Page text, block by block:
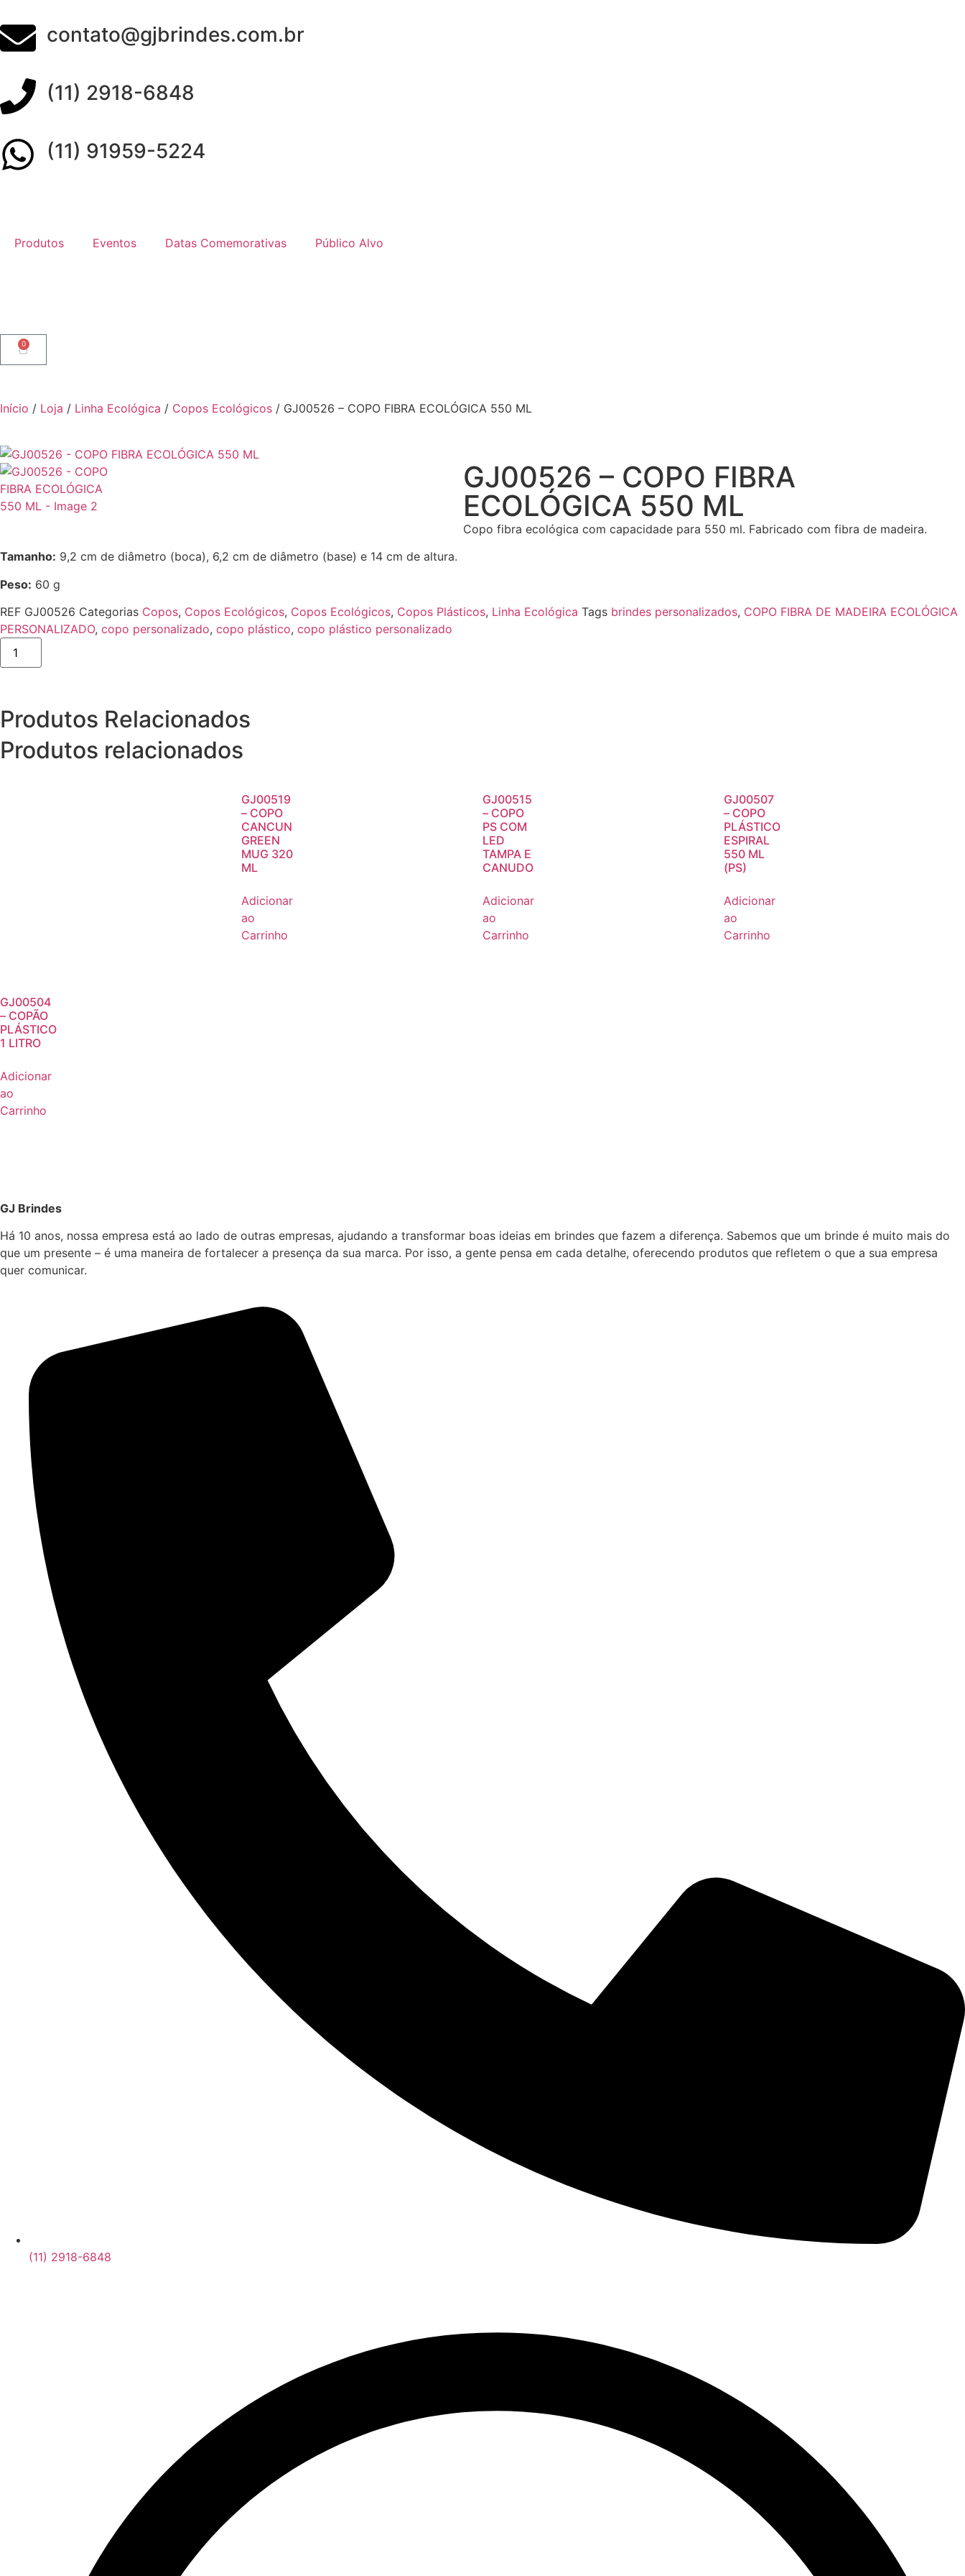
contato@gjbrindes.com.br
(11) 2918-6848
(11) 91959-5224
Produtos Eventos Datas Comemorativas Público Alvo
0
Início / Loja / Linha Ecológica / Copos Ecológicos / GJ00526 – COPO FIBRA ECOLÓGICA 550 ML
GJ00526 – COPO FIBRA
ECOLÓGICA 550 ML
Copo fibra ecológica com capacidade para 550 ml. Fabricado com fibra de madeira.
Tamanho: 9,2 cm de diâmetro (boca), 6,2 cm de diâmetro (base) e 14 cm de altura.
Peso: 60 g
REF GJ00526 Categorias Copos, Copos Ecológicos, Copos Ecológicos, Copos Plásticos, Linha Ecológica Tags brindes personalizados, COPO FIBRA DE MADEIRA ECOLÓGICA
PERSONALIZADO, copo personalizado, copo plástico, copo plástico personalizado
Produtos Relacionados
Produtos relacionados
GJ00519
– COPO
CANCUN
GREEN
MUG 320
ML
Adicionar
ao
Carrinho
GJ00515
– COPO
PS COM
LED
TAMPA E
CANUDO
Adicionar
ao
Carrinho
GJ00507
– COPO
PLÁSTICO
ESPIRAL
550 ML
(PS)
Adicionar
ao
Carrinho
GJ00504
– COPÃO
PLÁSTICO
1 LITRO
Adicionar
ao
Carrinho
GJ Brindes
Há 10 anos, nossa empresa está ao lado de outras empresas, ajudando a transformar boas ideias em brindes que fazem a diferença. Sabemos que um brinde é muito mais do
que um presente – é uma maneira de fortalecer a presença da sua marca. Por isso, a gente pensa em cada detalhe, oferecendo produtos que refletem o que a sua empresa
quer comunicar.
(11) 2918-6848